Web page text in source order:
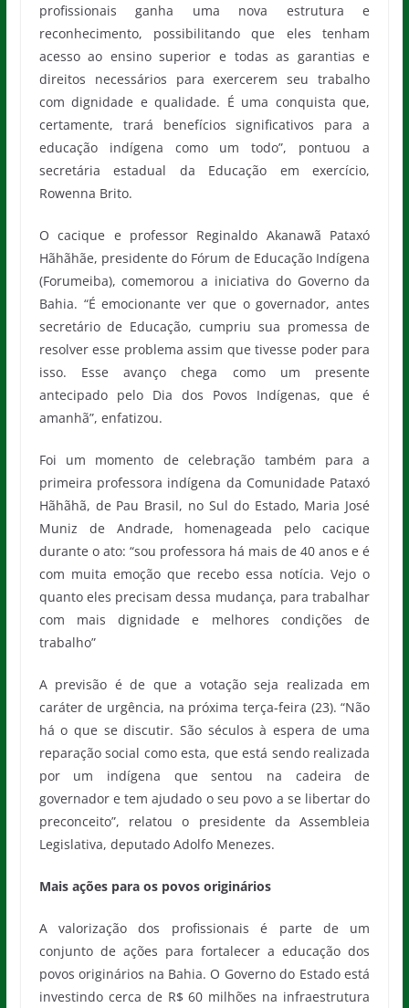
profissionais ganha uma nova estrutura e
reconhecimento, possibilitando que eles tenham
acesso ao ensino superior e todas as garantias e
direitos necessários para exercerem seu trabalho
com dignidade e qualidade. É uma conquista que,
certamente, trará benefícios significativos para a
educação indígena como um todo”, pontuou a
secretária estadual da Educação em exercício,
Rowenna Brito.
O cacique e professor Reginaldo Akanawã Pataxó
Hãhãhãe, presidente do Fórum de Educação Indígena
(Forumeiba), comemorou a iniciativa do Governo da
Bahia. “É emocionante ver que o governador, antes
secretário de Educação, cumpriu sua promessa de
resolver esse problema assim que tivesse poder para
isso. Esse avanço chega como um presente
antecipado pelo Dia dos Povos Indígenas, que é
amanhã”, enfatizou.
Foi um momento de celebração também para a
primeira professora indígena da Comunidade Pataxó
Hãhãhã, de Pau Brasil, no Sul do Estado, Maria José
Muniz de Andrade, homenageada pelo cacique
durante o ato: “sou professora há mais de 40 anos e é
com muita emoção que recebo essa notícia. Vejo o
quanto eles precisam dessa mudança, para trabalhar
com mais dignidade e melhores condições de
trabalho”
A previsão é de que a votação seja realizada em
caráter de urgência, na próxima terça-feira (23). “Não
há o que se discutir. São séculos à espera de uma
reparação social como esta, que está sendo realizada
por um indígena que sentou na cadeira de
governador e tem ajudado o seu povo a se libertar do
preconceito”, relatou o presidente da Assembleia
Legislativa, deputado Adolfo Menezes.
Mais ações para os povos originários
A valorização dos profissionais é parte de um
conjunto de ações para fortalecer a educação dos
povos originários na Bahia. O Governo do Estado está
investindo cerca de R$ 60 milhões na infraestrutura